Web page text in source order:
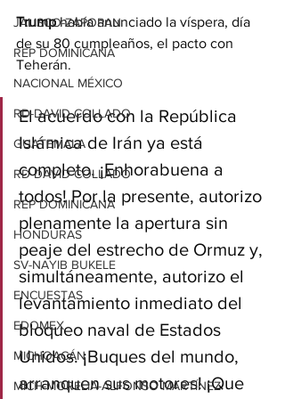
JALISCO-ZAPOPAN
REP DOMINICANA
NACIONAL MÉXICO
RD-DAVID COLLADO
GUATEMALA
RD-DAVID COLLADO
REP DOMINICANA
HONDURAS
SV-NAYIB BUKELE
ENCUESTAS
EDOMEX
MICHOACÁN
MICH-MORELIA-ALFONSO MARTÍNEZ
Trump había anunciado la víspera, día
de su 80 cumpleaños, el pacto con
Teherán.
El acuerdo con la República
Islámica de Irán ya está
completo. ¡Enhorabuena a
todos! Por la presente, autorizo
plenamente la apertura sin
peaje del estrecho de Ormuz y,
simultáneamente, autorizo el
levantamiento inmediato del
bloqueo naval de Estados
Unidos. ¡Buques del mundo,
arranquen sus motores! ¡Que